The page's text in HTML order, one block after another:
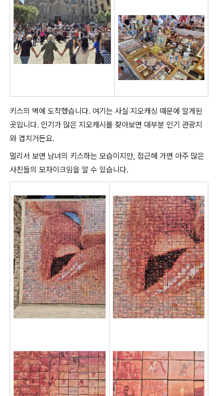
키스의 벽에 도착했습니다. 여기는 사실 지오캐싱 때문에 알게된
곳입니다. 인기가 많은 지오캐시를 찾아보면 대부분 인기 관광지
와 겹치거든요.
멀리서 보면 남녀의 키스하는 모습이지만, 접근해 가면 아주 많은
사진들의 모자이크임을 알 수 있습니다.